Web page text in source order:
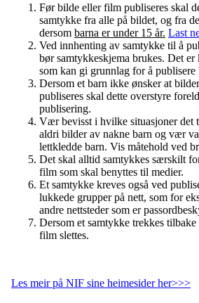
Før bilde eller film publiseres skal
samtykke fra alle på bildet, og fra
dersom barna er under 15 år. Last
Ved innhenting av samtykke til å
bør samtykkeskjema brukes. Det
som kan gi grunnlag for å
Dersom et barn ikke ønsker at
publiseres skal dette overstyre
publisering.
Vær bevisst i hvilke situasjoner det
aldri bilder av nakne barn og vær
lettkledde barn. Vis måtehold ved
Det skal alltid samtykkes særskilt
film som skal benyttes til medier.
Et samtykke kreves også ved
lukkede grupper på nett, som for
andre nettsteder som er
Dersom et samtykke trekkes
film slettes.
Les meir på NIF sine heimesider her>>>